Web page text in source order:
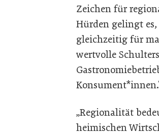
Zeichen für
Hürden gelingt
gleichzeitig für
wertvolle
„Regionalität
heimischen